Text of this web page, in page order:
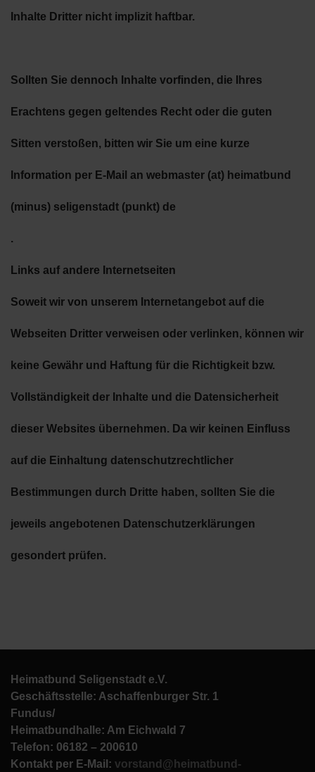
Inhalte Dritter nicht implizit haftbar.
Sollten Sie dennoch Inhalte vorfinden, die Ihres
Erachtens gegen geltendes Recht oder die guten
Sitten verstoßen, bitten wir Sie um eine kurze
Information per E-Mail an webmaster (at) heimatbund
(minus) seligenstadt (punkt) de
.
Links auf andere Internetseiten
Soweit wir von unserem Internetangebot auf die
Webseiten Dritter verweisen oder verlinken, können wir
keine Gewähr und Haftung für die Richtigkeit bzw.
Vollständigkeit der Inhalte und die Datensicherheit
dieser Websites übernehmen. Da wir keinen Einfluss
auf die Einhaltung datenschutzrechtlicher
Bestimmungen durch Dritte haben, sollten Sie die
jeweils angebotenen Datenschutzerklärungen
gesondert prüfen.
Heimatbund Seligenstadt e.V.
Geschäftsstelle: Aschaffenburger Str. 1
Fundus/
Heimatbundhalle: Am Eichwald 7
Telefon: 06182 – 200610
Kontakt per E-Mail: vorstand@heimatbund-